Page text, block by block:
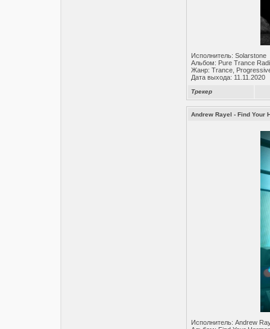
Исполнитель: Solarstone
Альбом: Pure Trance
Жанр: Trance,
Дата выхода: 11.11.2020
Трекер
Andrew Rayel - Find Your
Исполнитель: Andrew